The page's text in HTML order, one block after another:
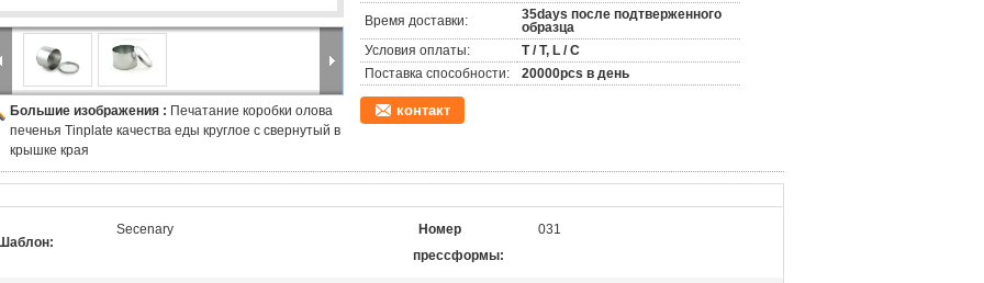
Большие изображения : Печатание коробки олова
печенья Tinplate качества еды круглое с свернутый в
крышке края
Время доставки:
35days после подтверженного
образца
Условия оплаты:
T / T, L / C
Поставка способности:
20000pcs в день
контакт
Шаблон:
Secenary
Номер
прессформы:
031